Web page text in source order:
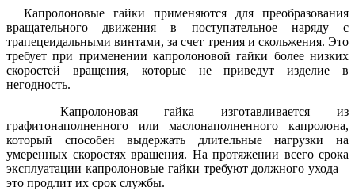
Капролоновые гайки применяются для преобразования
вращательного движения в поступательное наряду с
трапецеидальными винтами, за счет трения и скольжения. Это
требует при применении капролоновой гайки более низких
скоростей вращения, которые не приведут изделие в
негодность.
Капролоновая гайка изготавливается из
графитонаполненного или маслонаполненного капролона,
который способен выдержать длительные нагрузки на
умеренных скоростях вращения. На протяжении всего срока
эксплуатации капролоновые гайки требуют должного ухода –
это продлит их срок службы.